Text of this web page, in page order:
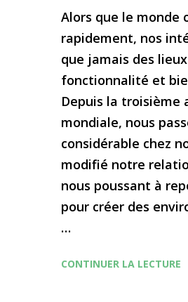
Alors que le monde
rapidement, nos
que jamais des
fonctionnalité et
Depuis la troisième
mondiale, nous
considérable chez
modifié notre
nous poussant à
pour créer des
…
CONTINUER LA LECTURE